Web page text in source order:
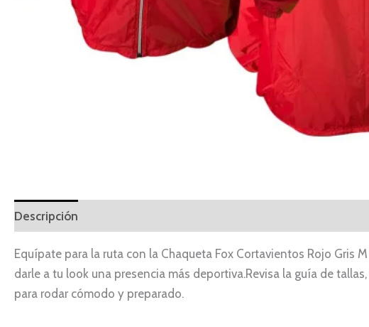
Descripción
Equípate para la ruta con la Chaqueta Fox Cortavientos Rojo Gris
darle a tu look una presencia más deportiva.Revisa la guía de
para rodar cómodo y preparado.